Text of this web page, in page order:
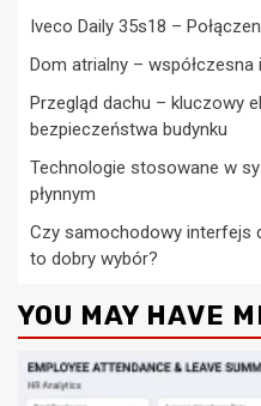
Iveco Daily 35s18 –
Dom atrialny –
Przegląd dachu – kluczowy
bezpieczeństwa budynku
Technologie stosowane w
płynnym
Czy samochodowy interfejs
to dobry wybór?
YOU MAY HAVE